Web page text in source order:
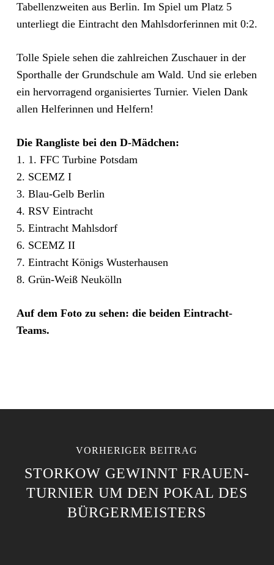
Tabellenzweiten aus Berlin. Im Spiel um Platz 5
unterliegt die Eintracht den Mahlsdorferinnen mit 0:2.
Tolle Spiele sehen die zahlreichen Zuschauer in der
Sporthalle der Grundschule am Wald. Und sie erleben
ein hervorragend organisiertes Turnier. Vielen Dank
allen Helferinnen und Helfern!
Die Rangliste bei den D-Mädchen:
1. 1. FFC Turbine Potsdam
2. SCEMZ I
3. Blau-Gelb Berlin
4. RSV Eintracht
5. Eintracht Mahlsdorf
6. SCEMZ II
7. Eintracht Königs Wusterhausen
8. Grün-Weiß Neukölln
Auf dem Foto zu sehen: die beiden Eintracht-
Teams.
VORHERIGER BEITRAG
STORKOW GEWINNT FRAUEN-
TURNIER UM DEN POKAL DES
BÜRGERMEISTERS